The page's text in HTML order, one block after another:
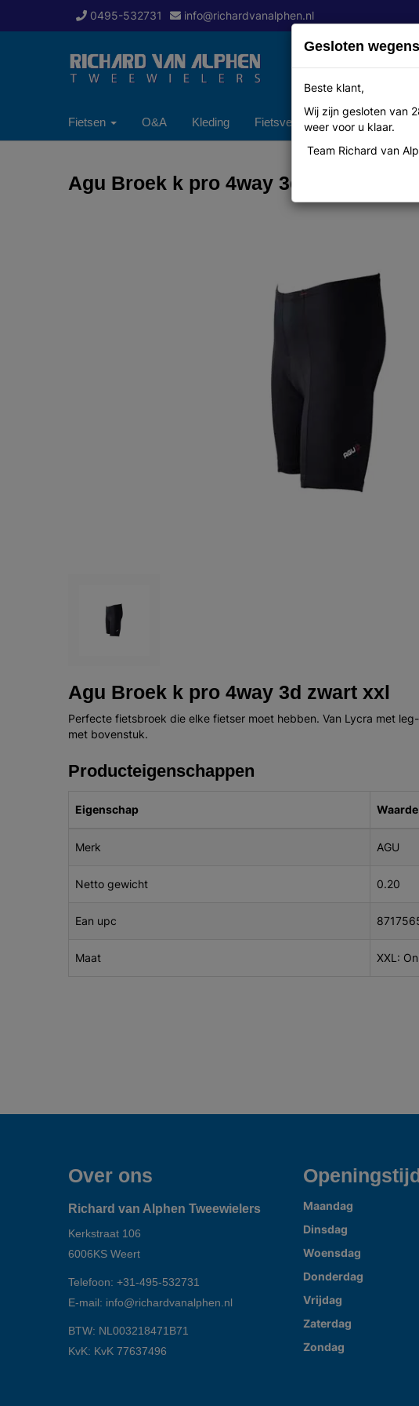
0495-532731 info@richardvanalphen.nl
Fietsen O&A Kleding Fietsverzekering Over ons
Agu Broek k pro 4way 3d zwart xxl
Agu Broek k pro 4way 3d zwart xxl
Perfecte fietsbroek die elke fietser moet hebben. Van Lycra met
met bovenstuk.
Producteigenschappen
Eigenschap Waarde
Merk AGU
Netto gewicht 0.20
Ean upc
Maat XXL:
Over ons
Richard van Alphen Tweewielers
Kerkstraat 106
6006KS Weert
Telefoon: +31-495-532731
E-mail: info@richardvanalphen.nl
BTW: NL003218471B71
KvK: KvK 77637496
Maandag
Dinsdag
Woensdag
Donderdag
Vrijdag
Zaterdag
Zondag
Gesloten
Beste klant,
Wij zijn gesloten van
weer voor u klaar.
Team Richard van